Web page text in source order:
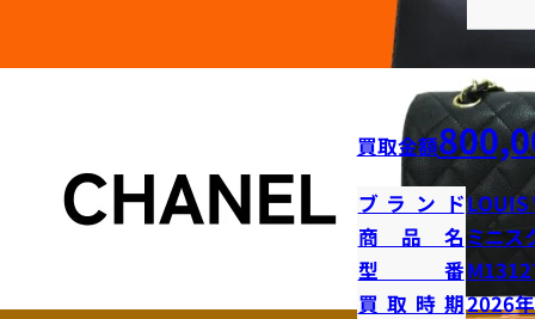
買取金額
ブランドLOUIS
商品名 ミニス
型番
買取時期2026